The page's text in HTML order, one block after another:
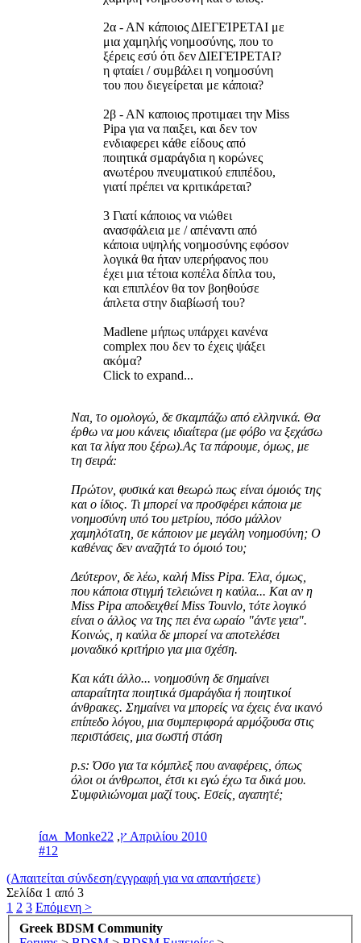
2α - ΑΝ κάποιος ΔΙΕΓΕΊΡΕΤΑΙ με
μια χαμηλής νοημοσύνης, που το
ξέρεις εσύ ότι δεν ΔΙΕΓΕΊΡΕΤΑΙ?
η φταίει / συμβάλει η νοημοσύνη
του που διεγείρεται με κάποια?
2β - ΑΝ καποιος προτιμαει την Miss
Pipa για να παιξει, και δεν τον
ενδιαφερει κάθε είδους από
ποιητικά σμαράγδια η κορώνες
ανωτέρου πνευματικού επιπέδου,
γιατί πρέπει να κριτικάρεται?
3 Γιατί κάποιος να νιώθει
ανασφάλεια με / απέναντι από
κάποια υψηλής νοημοσύνης εφόσον
λογικά θα ήταν υπερήφανος που
έχει μια τέτοια κοπέλα δίπλα του,
και επιπλέον θα τον βοηθούσε
άπλετα στην διαβίωσή του?
Madlene μήπως υπάρχει κανένα
complex που δεν το έχεις ψάξει
ακόμα?
Click to expand...
Ναι, το ομολογώ, δε σκαμπάζω από ελληνικά. Θα
έρθω να μου κάνεις ιδιαίτερα (με φόβο να ξεχάσω
και τα λίγα που ξέρω).Ας τα πάρουμε, όμως, με
τη σειρά:
Πρώτον, φυσικά και θεωρώ πως είναι όμοιός της
και ο ίδιος. Τι μπορεί να προσφέρει κάποια με
νοημοσύνη υπό του μετρίου, πόσο μάλλον
χαμηλότατη, σε κάποιον με μεγάλη νοημοσύνη; Ο
καθένας δεν αναζητά το όμοιό του;
Δεύτερον, δε λέω, καλή Miss Pipa. Έλα, όμως,
που κάποια στιγμή τελειώνει η καύλα... Και αν η
Miss Pipa αποδειχθεί Miss Touvlo, τότε λογικό
είναι ο άλλος να της πει ένα ωραίο "άντε γεια".
Κοινώς, η καύλα δε μπορεί να αποτελέσει
μοναδικό κριτήριο για μια σχέση.
Και κάτι άλλο... νοημοσύνη δε σημαίνει
απαραίτητα ποιητικά σμαράγδια ή ποιητικοί
άνθρακες. Σημαίνει να μπορείς να έχεις ένα ικανό
επίπεδο λόγου, μια συμπεριφορά αρμόζουσα στις
περιστάσεις, μια σωστή στάση
p.s: Όσο για τα κόμπλεξ που αναφέρεις, όπως
όλοι οι άνθρωποι, έτσι κι εγώ έχω τα δικά μου.
Συμφιλιώνομαι μαζί τους. Εσείς, αγαπητέ;
íɑʍ_Monkeץ, 22 Απριλίου 2010
#12
(Απαιτείται σύνδεση/εγγραφή για να απαντήσετε)
Σελίδα 1 από 3
1 2 3 Επόμενη >
Greek BDSM Community